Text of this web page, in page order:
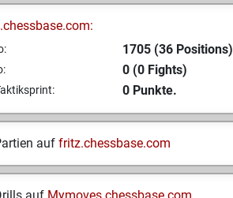
1705 (36 Positions)
0 (0 Fights)
0 Punkte.
auf fritz.chessbase.com